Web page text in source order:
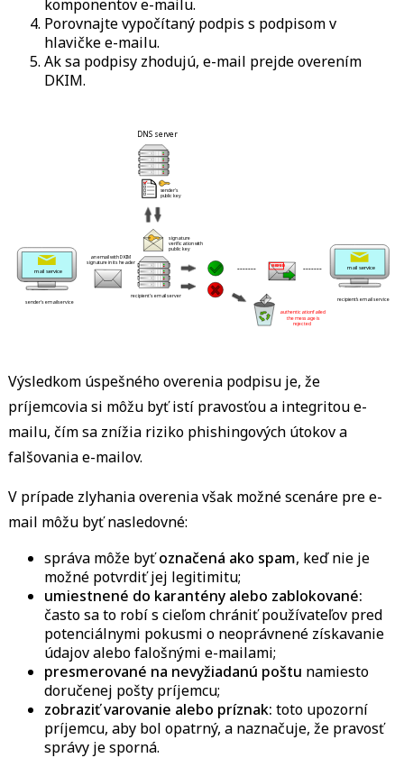
komponentov e-mailu.
Porovnajte vypočítaný podpis s podpisom v
hlavičke e-mailu.
Ak sa podpisy zhodujú, e-mail prejde overením
DKIM.
public key
sender's
signature
verification with
public key
recipient's email server
DNS server
------- VERIFIED
authentication failed
the message is
rejected
-------
recipient's email service
mail service
an email with DKIM
signature in its header
mail service
sender's email service
Výsledkom úspešného overenia podpisu je, že
príjemcovia si môžu byť istí pravosťou a integritou e-
mailu, čím sa znížia riziko phishingových útokov a
falšovania e-mailov.
V prípade zlyhania overenia však možné scenáre pre e-
mail môžu byť nasledovné:
správa môže byťoznačená ako spam, keď nie je
možné potvrdiť jej legitimitu;
umiestnené do karantény alebo zablokované:
často sa to robí s cieľom chrániť používateľov pred
potenciálnymi pokusmi o neoprávnené získavanie
údajov alebo falošnými e-mailami;
presmerované na nevyžiadanú poštu namiesto
doručenej pošty príjemcu;
zobraziť varovanie alebo príznak: toto upozorní
príjemcu, aby bol opatrný, a naznačuje, že pravosť
správy je sporná.